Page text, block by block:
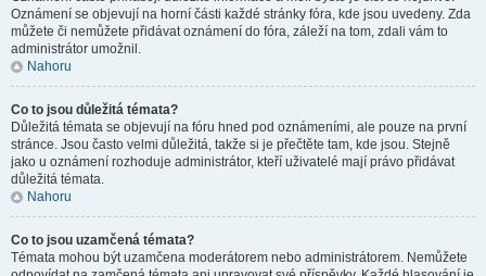
Oznámení se objevují na horní části každé stránky fóra, kde jsou uvedeny. Zda
můžete či nemůžete přidávat oznámení do fóra, záleží na tom, zdali vám to
administrátor umožnil.
Nahoru
Co to jsou důležitá témata?
Důležitá témata se objevují na fóru hned pod oznámeními, ale pouze na první
stránce. Jsou často velmi důležitá, takže si je přečtěte tam, kde jsou. Stejně
jako u oznámení rozhoduje administrátor, kteří uživatelé mají právo přidávat
důležitá témata.
Nahoru
Co to jsou uzamčená témata?
Témata mohou být uzamčena moderátorem nebo administrátorem. Nemůžete